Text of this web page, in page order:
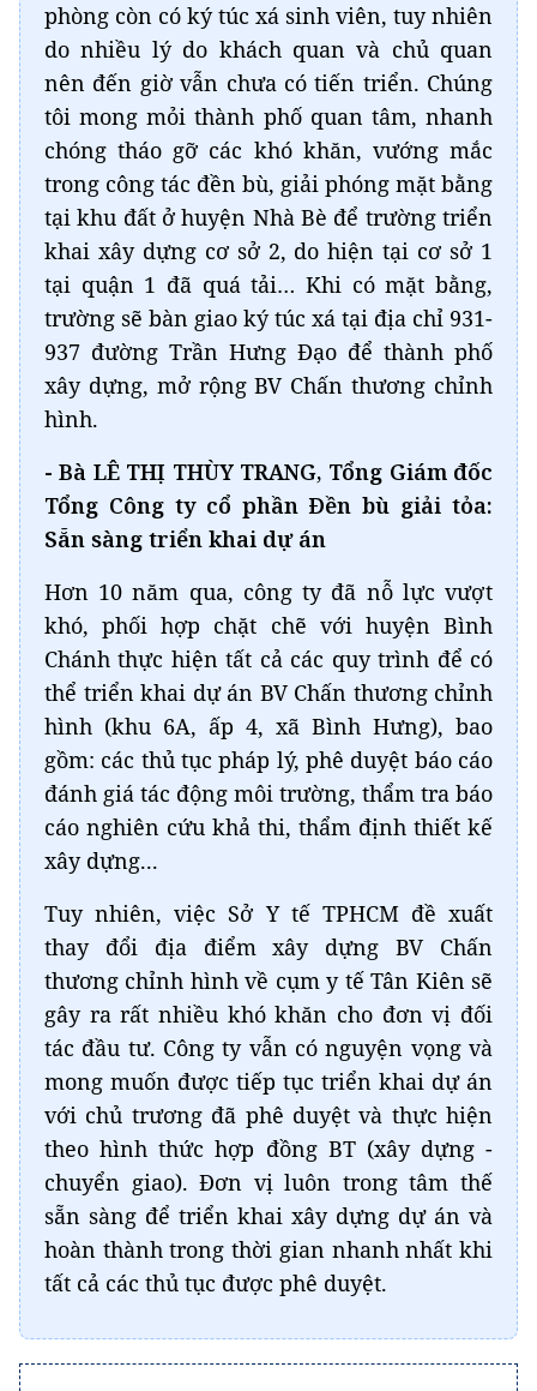
phòng còn có ký túc xá sinh viên, tuy nhiên
do nhiều lý do khách quan và chủ quan
nên đến giờ vẫn chưa có tiến triển. Chúng
tôi mong mỏi thành phố quan tâm, nhanh
chóng tháo gỡ các khó khăn, vướng mắc
trong công tác đền bù, giải phóng mặt bằng
tại khu đất ở huyện Nhà Bè để trường triển
khai xây dựng cơ sở 2, do hiện tại cơ sở 1
tại quận 1 đã quá tải… Khi có mặt bằng,
trường sẽ bàn giao ký túc xá tại địa chỉ 931-
937 đường Trần Hưng Đạo để thành phố
xây dựng, mở rộng BV Chấn thương chỉnh
hình.
- Bà LÊ THỊ THÙY TRANG, Tổng Giám đốc
Tổng Công ty cổ phần Đền bù giải tỏa:
Sẵn sàng triển khai dự án
Hơn 10 năm qua, công ty đã nỗ lực vượt
khó, phối hợp chặt chẽ với huyện Bình
Chánh thực hiện tất cả các quy trình để có
thể triển khai dự án BV Chấn thương chỉnh
hình (khu 6A, ấp 4, xã Bình Hưng), bao
gồm: các thủ tục pháp lý, phê duyệt báo cáo
đánh giá tác động môi trường, thẩm tra báo
cáo nghiên cứu khả thi, thẩm định thiết kế
xây dựng...
Tuy nhiên, việc Sở Y tế TPHCM đề xuất
thay đổi địa điểm xây dựng BV Chấn
thương chỉnh hình về cụm y tế Tân Kiên sẽ
gây ra rất nhiều khó khăn cho đơn vị đối
tác đầu tư. Công ty vẫn có nguyện vọng và
mong muốn được tiếp tục triển khai dự án
với chủ trương đã phê duyệt và thực hiện
theo hình thức hợp đồng BT (xây dựng -
chuyển giao). Đơn vị luôn trong tâm thế
sẵn sàng để triển khai xây dựng dự án và
hoàn thành trong thời gian nhanh nhất khi
tất cả các thủ tục được phê duyệt.